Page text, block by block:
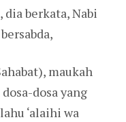
berkata, Nabi
maukah
dosa yang
‘alaihi wa